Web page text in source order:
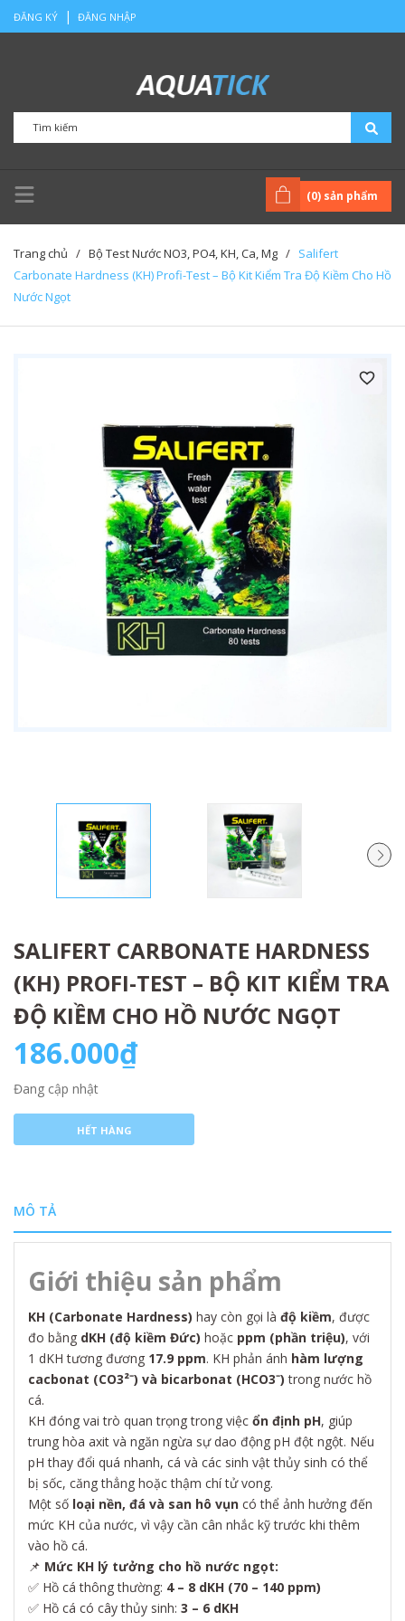
ĐĂNG KÝ | ĐĂNG NHẬP
(0) sản phẩm
Trang chủ / Bộ Test Nước NO3, PO4, KH, Ca, Mg / Salifert
Carbonate Hardness (KH) Profi-Test – Bộ Kit Kiểm Tra Độ Kiềm Cho Hồ
Nước Ngọt
SALIFERT CARBONATE HARDNESS
(KH) PROFI-TEST – BỘ KIT KIỂM TRA
ĐỘ KIỀM CHO HỒ NƯỚC NGỌT
186.000₫
Đang cập nhật
HẾT HÀNG
MÔ TẢ
Giới thiệu sản phẩm
KH (Carbonate Hardness) hay còn gọi là độ kiềm, được
đo bằng dKH (độ kiềm Đức) hoặc ppm (phần triệu), với
1 dKH tương đương 17.9 ppm. KH phản ánh hàm lượng
cacbonat (CO3²⁻) và bicarbonat (HCO3⁻) trong nước hồ
cá.
KH đóng vai trò quan trọng trong việc ổn định pH, giúp
trung hòa axit và ngăn ngừa sự dao động pH đột ngột. Nếu
pH thay đổi quá nhanh, cá và các sinh vật thủy sinh có thể
bị sốc, căng thẳng hoặc thậm chí tử vong.
Một số loại nền, đá và san hô vụn có thể ảnh hưởng đến
mức KH của nước, vì vậy cần cân nhắc kỹ trước khi thêm
vào hồ cá.
📌 Mức KH lý tưởng cho hồ nước ngọt:
✅ Hồ cá thông thường: 4 – 8 dKH (70 – 140 ppm)
✅ Hồ cá có cây thủy sinh: 3 – 6 dKH